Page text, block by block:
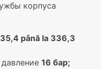
корпуса
până la 336,3
16 бар;